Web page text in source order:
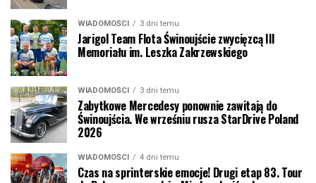
WIADOMOŚCI 3 dni temu
Jarigol Team Flota Świnoujście zwycięzcą III
Memoriału im. Leszka Zakrzewskiego
WIADOMOŚCI 3 dni temu
Zabytkowe Mercedesy ponownie zawitają do
Świnoujścia. We wrześniu rusza StarDrive Poland
2026
WIADOMOŚCI 4 dni temu
Czas na sprinterskie emocje! Drugi etap 83. Tour